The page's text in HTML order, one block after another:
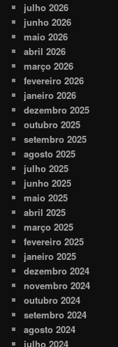
julho 2026
junho 2026
maio 2026
abril 2026
março 2026
fevereiro 2026
janeiro 2026
dezembro 2025
outubro 2025
setembro 2025
agosto 2025
julho 2025
junho 2025
maio 2025
abril 2025
março 2025
fevereiro 2025
janeiro 2025
dezembro 2024
novembro 2024
outubro 2024
setembro 2024
agosto 2024
julho 2024